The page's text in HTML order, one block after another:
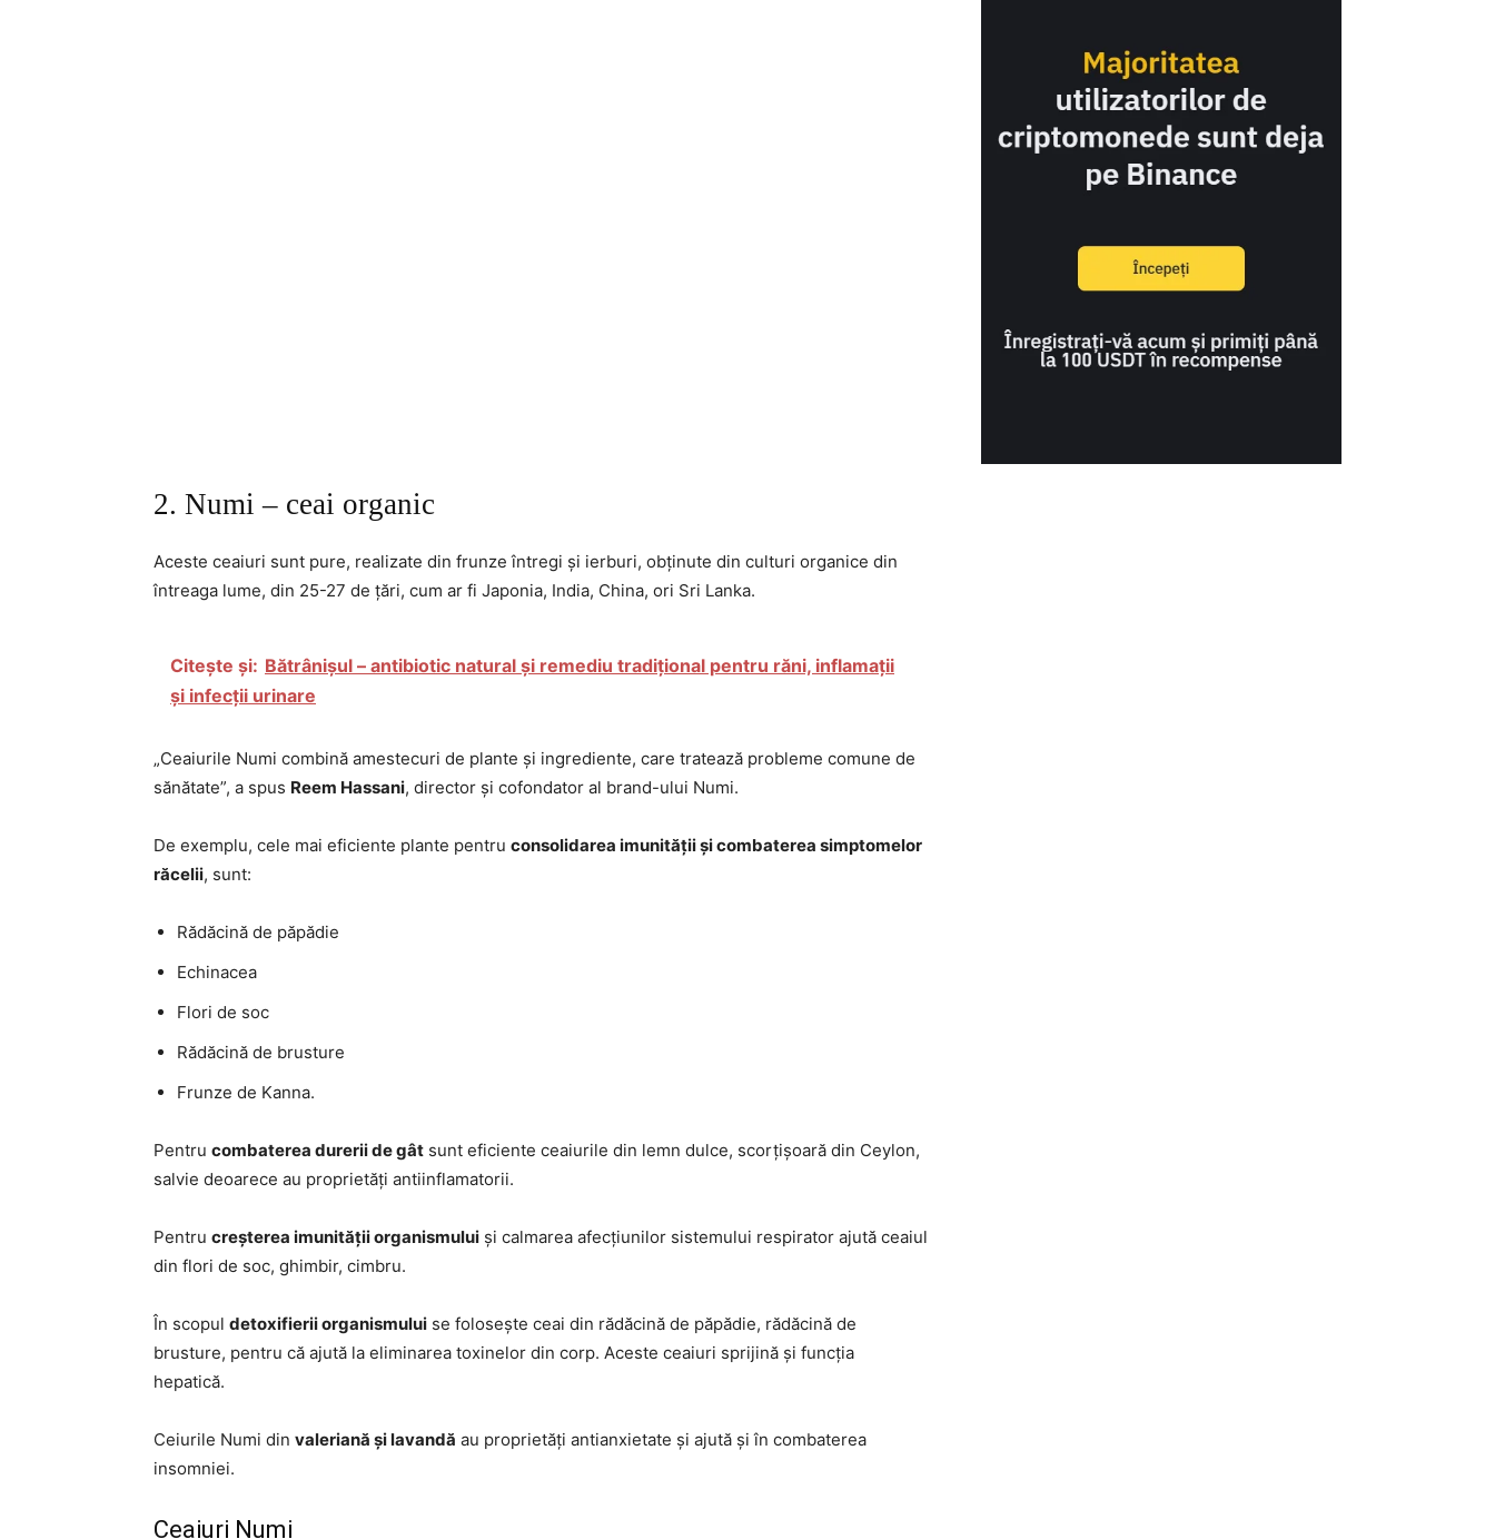
2. Numi – ceai organic
Aceste ceaiuri sunt pure, realizate din frunze întregi și ierburi, obținute din culturi organice din
întreaga lume, din 25-27 de țări, cum ar fi Japonia, India, China, ori Sri Lanka.
Citește și: Bătrânișul – antibiotic natural și remediu tradițional pentru răni, inflamații
și infecții urinare
„Ceaiurile Numi combină amestecuri de plante și ingrediente, care tratează probleme comune de
sănătate”, a spus Reem Hassani, director și cofondator al brand-ului Numi.
De exemplu, cele mai eficiente plante pentru consolidarea imunității și combaterea simptomelor
răcelii, sunt:
Rădăcină de păpădie
Echinacea
Flori de soc
Rădăcină de brusture
Frunze de Kanna.
Pentru combaterea durerii de gât sunt eficiente ceaiurile din lemn dulce, scorțișoară din Ceylon,
salvie deoarece au proprietăți antiinflamatorii.
Pentru creșterea imunității organismului și calmarea afecțiunilor sistemului respirator ajută ceaiul
din flori de soc, ghimbir, cimbru.
În scopul detoxifierii organismului se folosește ceai din rădăcină de păpădie, rădăcină de
brusture, pentru că ajută la eliminarea toxinelor din corp. Aceste ceaiuri sprijină și funcția
hepatică.
Ceiurile Numi din valeriană și lavandă au proprietăți antianxietate și ajută și în combaterea
insomniei.
Ceaiuri Numi